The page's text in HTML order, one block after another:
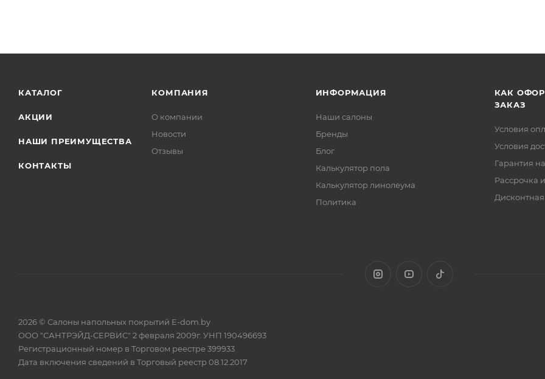
КАТАЛОГ
АКЦИИ
НАШИ ПРЕИМУЩЕСТВА
КОНТАКТЫ
КОМПАНИЯ
О компании
Новости
Отзывы
ИНФОРМАЦИЯ
Наши салоны
Бренды
Блог
Калькулятор пола
Калькулятор линолеума
Политика
КАК
ЗАКАЗ
Условия
Условия
Гарантия
Рассрочка
2026 © Салоны напольных покрытий E-dom.by
ООО "САНТРЭЙД-СЕРВИС" 2 февраля 2009г. УНП 190496693
Регистрационный номер в Торговом реестре 399933
Дата включения сведений в Торговый реестр 08.12.2017